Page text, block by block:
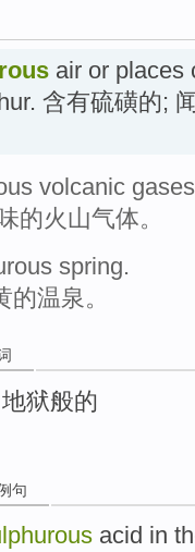
air or places
含有硫磺的;
volcanic
的火山气体。
spring.
的温泉。
狱般的
句
acid in